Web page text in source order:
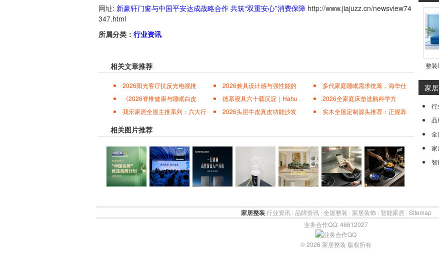
网址: 新豪轩门窗与中国平安达成战略合作 共筑“双重安心”消费保障 http://www.jiajuzz.cn/newsview74
347.html
所属分类： 行业资讯
相关文章推荐
2026阳光客厅抗反光电视推 2026兼具设计感与强性能的
多代家庭睡眠需求统筹，海华仕
《2026脊椎健康与睡眠白皮
德系寝具六十载沉淀｜Hahu
2026全家庭床垫选购科学方
我乐家居全屋主推系列：六大行
2026头层牛皮真皮功能沙发 实木全屋定制源头推荐：正规靠
相关图片推荐
整装
家
行
品
全
家
智
家居整装 行业资讯| 品牌资讯| 全屋整装 | 家居装饰 | 智能家居| Sitemap
业务合作QQ: 46612027
© 2026 家居整装 版权所有